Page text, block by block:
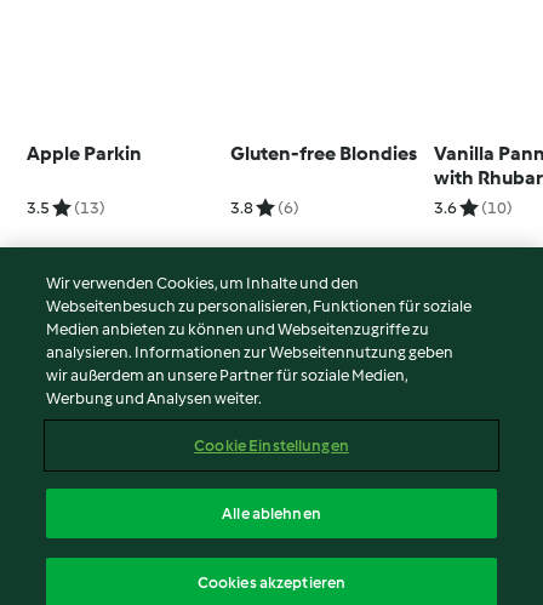
Apple Parkin
3.5 (13)
Gluten-free Blondies
3.8 (6)
Vanilla
with
Compote
3.6 (10)
© Copyright 2026
Nutzungsbedingungen
Datenschutzrichtlinien
Impressum
Inhalt melden
Wir verwenden Cookies, um Inhalte und den
Webseitenbesuch zu personalisieren, Funktionen für soziale
Medien anbieten zu können und Webseitenzugriffe zu
analysieren. Informationen zur Webseitennutzung geben
wir außerdem an unsere Partner für soziale Medien,
Werbung und Analysen weiter.
Cookie Einstellungen
Alle ablehnen
Cookies akzeptieren